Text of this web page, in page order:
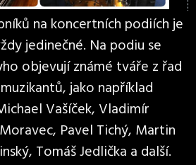
na koncertních podiích je
jedinečné. Na podiu se
objevují známé tváře z řad
jako například
Vašíček, Vladimír
Pavel Tichý, Martin
Tomáš Jedlička a další.